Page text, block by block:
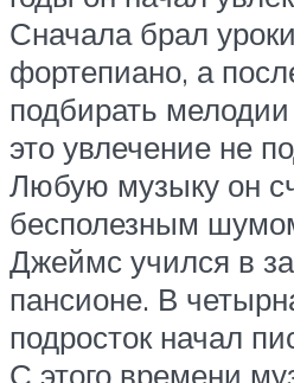
Сначала брал
фортепиано, а
подбирать
это увлечение не
Любую музыку он
бесполезным
Джеймс учился в
пансионе. В
подросток начал
С этого времени